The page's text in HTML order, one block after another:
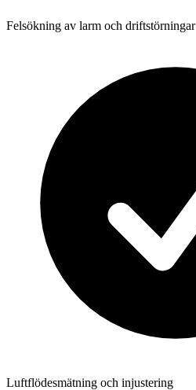
Felsökning av larm och driftstörningar
Luftflödesmätning och injustering